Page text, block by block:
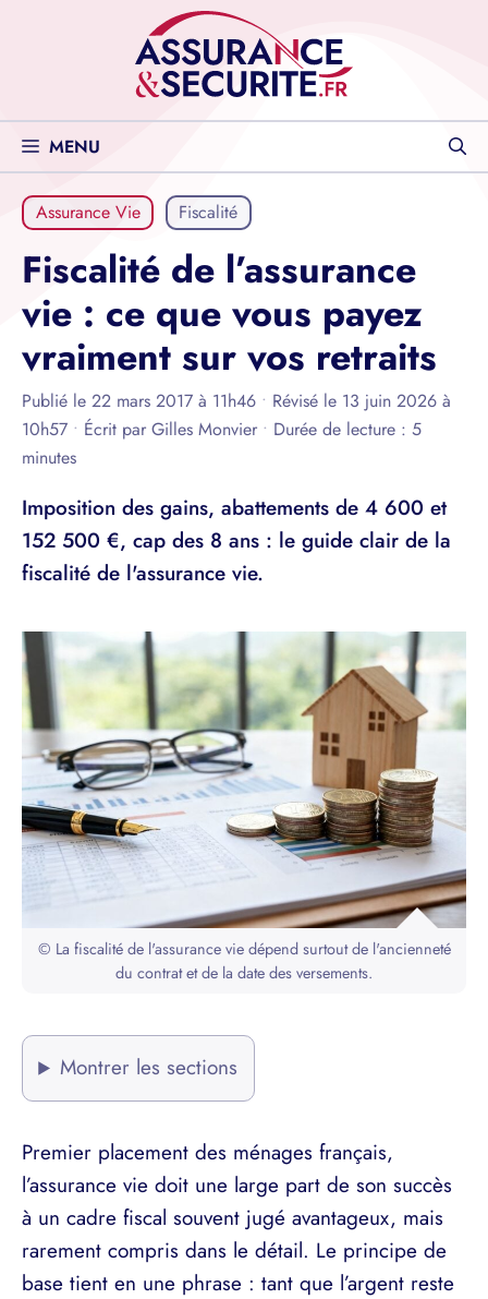
MENU
Assurance Vie Fiscalité
Fiscalité de l’assurance
vie : ce que vous payez
vraiment sur vos retraits
Publié le 22 mars 2017 à 11h46 • Révisé le 13 juin 2026 à
10h57 • Écrit par Gilles Monvier • Durée de lecture : 5
minutes
Imposition des gains, abattements de 4 600 et
152 500 €, cap des 8 ans : le guide clair de la
fiscalité de l'assurance vie.
© La fiscalité de l'assurance vie dépend surtout de l'ancienneté
du contrat et de la date des versements.
Montrer les sections
Premier placement des ménages français,
l’assurance vie doit une large part de son succès
à un cadre fiscal souvent jugé avantageux, mais
rarement compris dans le détail. Le principe de
base tient en une phrase : tant que l’argent reste